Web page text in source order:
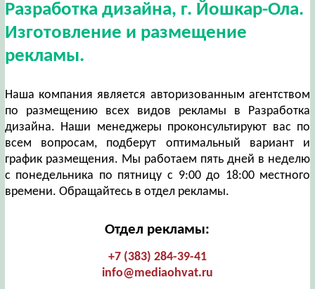
Разработка дизайна, г. Йошкар-Ола.
Изготовление и размещение
рекламы.
Наша компания является авторизованным агентством
по размещению всех видов рекламы в Разработка
дизайна. Наши менеджеры проконсультируют вас по
всем вопросам, подберут оптимальный вариант и
график размещения. Мы работаем пять дней в неделю
с понедельника по пятницу с 9:00 до 18:00 местного
времени. Обращайтесь в отдел рекламы.
Отдел рекламы:
+7 (383) 284-39-41
info@mediaohvat.ru